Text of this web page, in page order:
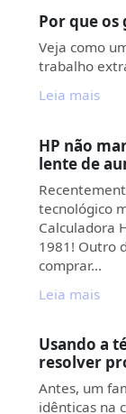
Por que os
Veja como
trabalho
Leia mais
HP não
lente de
tecnológico
Calculadora
1981! Outro
comprar…
Leia mais
Usando a
resolver
Antes, um
idênticas na